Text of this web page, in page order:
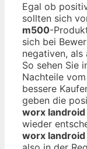
Egal ob
sollten sich
m500-
sich bei
negativen,
So sehen Sie
Nachteile
bessere
geben die
worx
wieder
worx